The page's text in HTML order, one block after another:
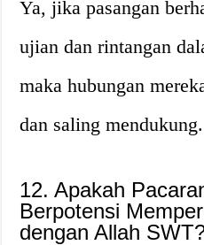
Ya, jika pasangan
ujian dan rintangan
maka hubungan
dan saling mendukung.
12. Apakah
Berpotensi
dengan Allah